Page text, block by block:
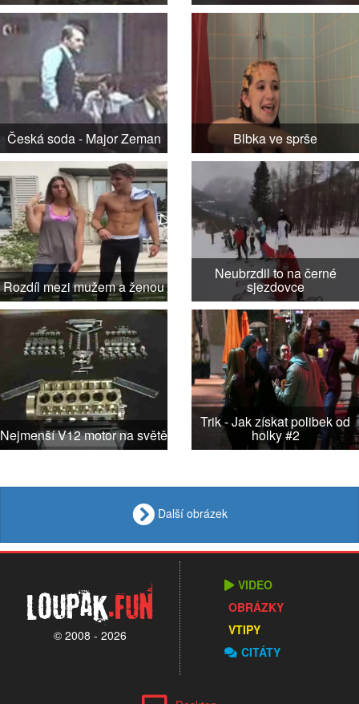
Česká soda - Major Zeman Blbka ve sprše
Rozdíl mezi mužem a ženou
Neubrzdil to na černé
sjezdovce
Nejmenší V12 motor na světě
Trik - Jak získat polibek od
holky #2
Další obrázek
Loupak.fun
© 2008 - 2026
VIDEO
OBRÁZKY
VTIPY
CITÁTY